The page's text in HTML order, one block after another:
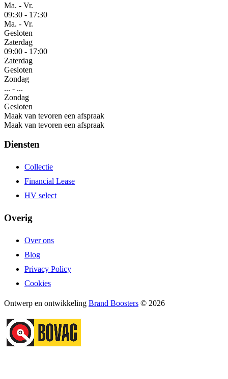
Ma. - Vr.
09:30 - 17:30
Ma. - Vr.
Gesloten
Zaterdag
09:00 - 17:00
Zaterdag
Gesloten
Zondag
... - ...
Zondag
Gesloten
Maak van tevoren een afspraak
Maak van tevoren een afspraak
Diensten
Collectie
Financial Lease
HV select
Overig
Over ons
Blog
Privacy Policy
Cookies
Ontwerp en ontwikkeling Brand Boosters © 2026